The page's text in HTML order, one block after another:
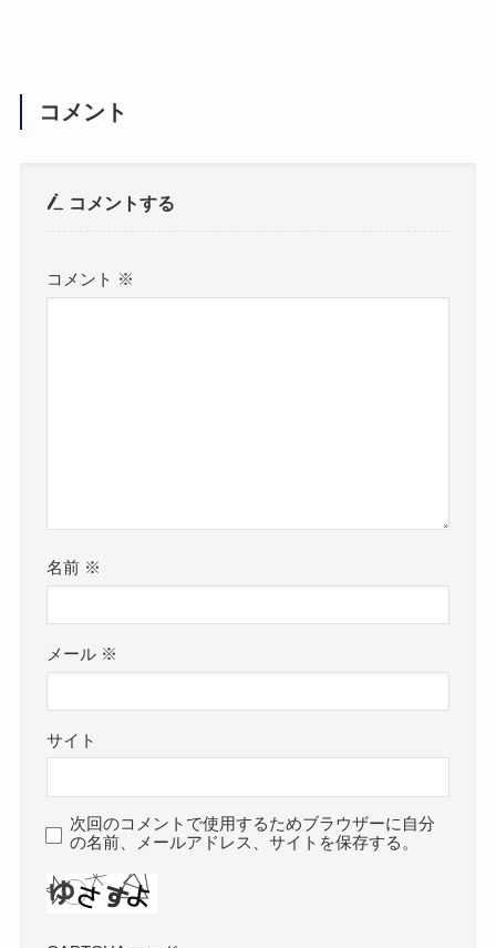
コメント
コメントする
コメント ※
名前 ※
メール ※
サイト
次回のコメントで使用するためブラウザーに自分
の名前、メールアドレス、サイトを保存する。